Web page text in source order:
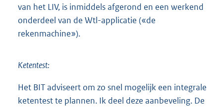
van het LIV, is inmiddels afgerond en een werkend
onderdeel van de Wtl-applicatie («de
rekenmachine»).
Ketentest:
Het BIT adviseert om zo snel mogelijk een integrale
ketentest te plannen. Ik deel deze aanbeveling. De